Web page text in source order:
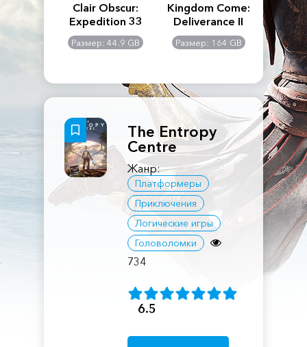
Creed
Clair Obscur:
Expedition 33
Размер: 44.9 GB
Kingdom Come:
Deliverance II
Размер: 164 GB
The
The Entropy
Centre
Жанр:
Платформеры
Приключения
Логические игры
Головоломки
734
6.5